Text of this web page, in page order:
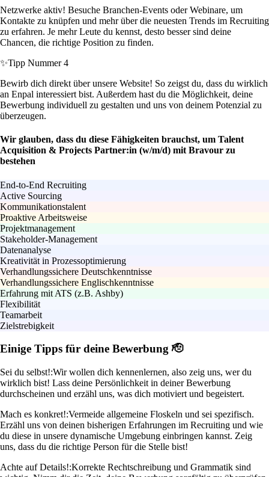
Netzwerke aktiv! Besuche Branchen-Events oder Webinare, um
Kontakte zu knüpfen und mehr über die neuesten Trends im Recruiting
zu erfahren. Je mehr Leute du kennst, desto besser sind deine
Chancen, die richtige Position zu finden.
✨Tipp Nummer 4
Bewirb dich direkt über unsere Website! So zeigst du, dass du wirklich
an Enpal interessiert bist. Außerdem hast du die Möglichkeit, deine
Bewerbung individuell zu gestalten und uns von deinem Potenzial zu
überzeugen.
Wir glauben, dass du diese Fähigkeiten brauchst, um Talent
Acquisition & Projects Partner:in (w/m/d) mit Bravour zu
bestehen
End-to-End Recruiting
Active Sourcing
Kommunikationstalent
Proaktive Arbeitsweise
Projektmanagement
Stakeholder-Management
Datenanalyse
Kreativität in Prozessoptimierung
Verhandlungssichere Deutschkenntnisse
Verhandlungssichere Englischkenntnisse
Erfahrung mit ATS (z.B. Ashby)
Flexibilität
Teamarbeit
Zielstrebigkeit
Einige Tipps für deine Bewerbung 🫡
Sei du selbst!:Wir wollen dich kennenlernen, also zeig uns, wer du
wirklich bist! Lass deine Persönlichkeit in deiner Bewerbung
durchscheinen und erzähl uns, was dich motiviert und begeistert.
Mach es konkret!:Vermeide allgemeine Floskeln und sei spezifisch.
Erzähl uns von deinen bisherigen Erfahrungen im Recruiting und wie
du diese in unsere dynamische Umgebung einbringen kannst. Zeig
uns, dass du die richtige Person für die Stelle bist!
Achte auf Details!:Korrekte Rechtschreibung und Grammatik sind